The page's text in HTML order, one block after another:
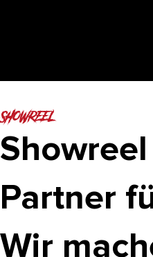
SHOWREEL
Partner
Wir